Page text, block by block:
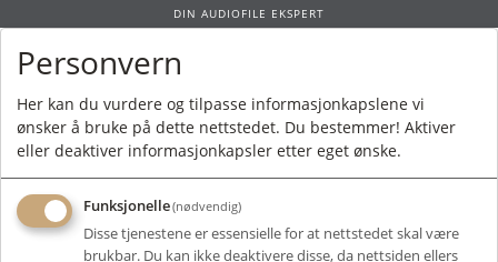
DIN AUDIOFILE EKSPERT
Forside / Produkter / / Strømrens
/ Axxess Power Distributor Special
Personvern
Her kan du vurdere og tilpasse informasjonkapslene vi
ønsker å bruke på dette nettstedet. Du bestemmer! Aktiver
eller deaktiver informasjonkapsler etter eget ønske.
Funksjonelle(nødvendig)
Disse tjenestene er essensielle for at nettstedet skal være
brukbar. Du kan ikke deaktivere disse, da nettsiden ellers